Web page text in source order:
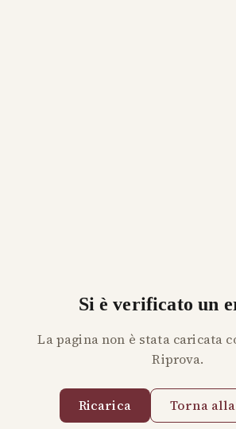
Si è verificato un
La pagina non è stata caricata
Riprova.
Ricarica Torna